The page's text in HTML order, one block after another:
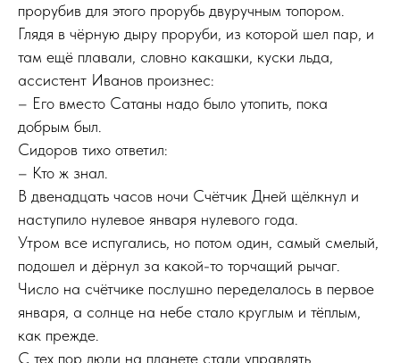
прорубив для этого прорубь двуручным топором.
Глядя в чёрную дыру проруби, из которой шел пар, и
там ещё плавали, словно какашки, куски льда,
ассистент Иванов произнес:
– Его вместо Сатаны надо было утопить, пока
добрым был.
Сидоров тихо ответил:
– Кто ж знал.
В двенадцать часов ночи Счётчик Дней щёлкнул и
наступило нулевое января нулевого года.
Утром все испугались, но потом один, самый смелый,
подошел и дёрнул за какой-то торчащий рычаг.
Число на счётчике послушно переделалось в первое
января, а солнце на небе стало круглым и тёплым,
как прежде.
С тех пор люди на планете стали управлять